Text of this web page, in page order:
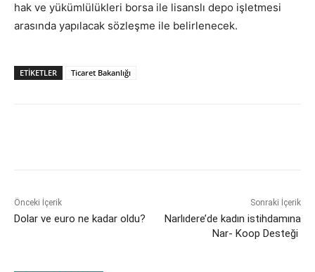
hak ve yükümlülükleri borsa ile lisanslı depo işletmesi
arasında yapılacak sözleşme ile belirlenecek.
ETİKETLER Ticaret Bakanlığı
Önceki İçerik
Dolar ve euro ne kadar oldu?
Sonraki İçerik
Narlıdere’de kadın istihdamına
Nar- Koop Desteği